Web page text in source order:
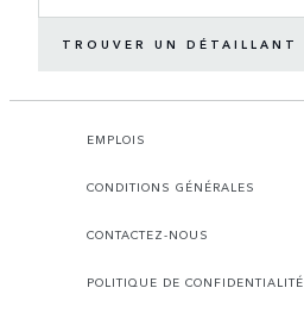
TROUVER UN DÉTAILLANT
EMPLOIS
CONDITIONS GÉNÉRALES
CONTACTEZ-NOUS
POLITIQUE DE CONFIDENTIALITÉ